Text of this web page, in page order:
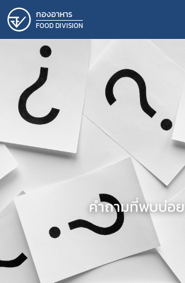
กองอาหาร
FOOD DIVISION
คำถามที่พบบ่อย